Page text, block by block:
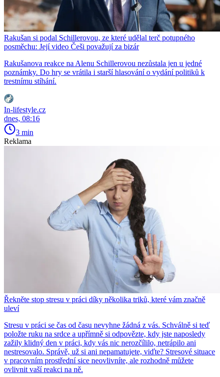
Rakušan si podal Schillerovou, ze které udělal terč potupného
posměchu: Její video Češi považují za bizár
Rakušanova reakce na Alenu Schillerovou nezůstala jen u jedné
poznámky. Do hry se vrátila i starší hlasování o vydání politiků k
trestnímu stíhání.
In-lifestyle.cz
dnes, 08:16
3 min
Reklama
Řekněte stop stresu v práci díky několika triků, které vám značně
uleví
Stresu v práci se čas od času nevyhne žádná z vás. Schválně si teď
položte ruku na srdce a upřímně si odpovězte, kdy jste naposledy
zažily klidný den v práci, kdy vás nic nerozčílilo, netrápilo ani
nestresovalo. Správě, už si ani nepamatujete, viďte? Stresové situace
v pracovním prostřední sice neovlivníte, ale rozhodně můžete
ovlivnit vaší reakci na ně.